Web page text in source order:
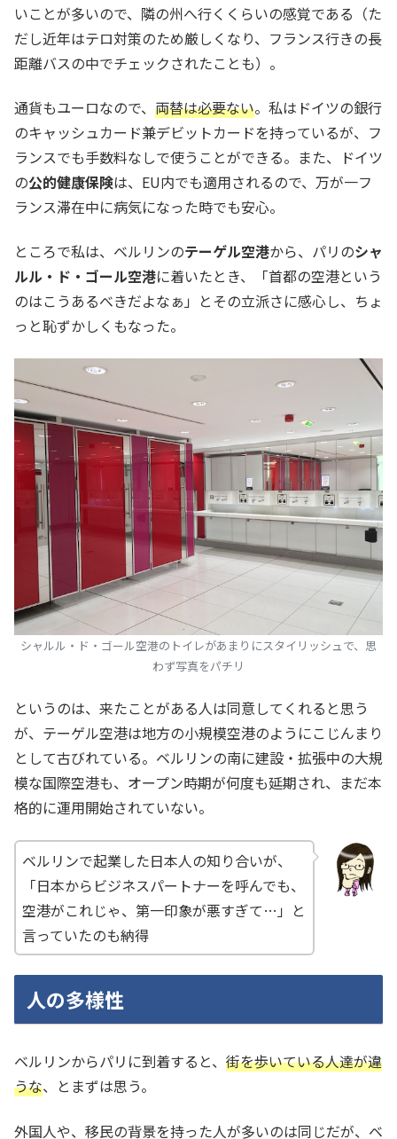
いことが多いので、隣の州へ行くくらいの感覚である（た
だし近年はテロ対策のため厳しくなり、フランス行きの長
距離バスの中でチェックされたことも）。
通貨もユーロなので、 両替は必要ない。私はドイツの銀行
のキャッシュカード兼デビットカードを持っているが、フ
ランスでも手数料なしで使うことができる。また、ドイツ
の公的健康保険は、EU内でも適用されるので、万が一フ
ランス滞在中に病気になった時でも安心。
ところで私は、ベルリンのテーゲル空港から、パリのシャ
ルル・ド・ゴール空港に着いたとき、「首都の空港という
のはこうあるべきだよなぁ」とその立派さに感心し、ちょ
っと恥ずかしくもなった。
シャルル・ド・ゴール空港のトイレがあまりにスタイリッシュで、思
わず写真をパチリ
というのは、来たことがある人は同意してくれると思う
が、テーゲル空港は地方の小規模空港のようにこじんまり
として古びれている。ベルリンの南に建設・拡張中の大規
模な国際空港も、オープン時期が何度も延期され、まだ本
格的に運用開始されていない。
ベルリンで起業した日本人の知り合いが、
「日本からビジネスパートナーを呼んでも、
空港がこれじゃ、第一印象が悪すぎて…」と
言っていたのも納得
人の多様性
ベルリンからパリに到着すると、 街を歩いている人達が違
うな、とまずは思う。
外国人や、移民の背景を持った人が多いのは同じだが、ベ